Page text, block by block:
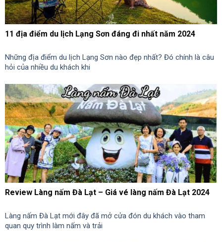
11 địa điểm du lịch Lạng Sơn đáng đi nhất năm 2024
Những địa điểm du lịch Lạng Sơn nào đẹp nhất? Đó chính là câu
hỏi của nhiều du khách khi
Review Làng nấm Đà Lạt – Giá vé làng nấm Đà Lạt 2024
Làng nấm Đà Lạt mới đây đã mở cửa đón du khách vào tham
quan quy trình làm nấm và trải